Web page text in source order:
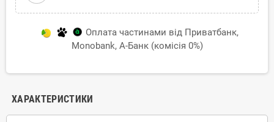
Оплата частинами від Приватбанк,
Monobank, А-Банк (комісія 0%)
ХАРАКТЕРИСТИКИ